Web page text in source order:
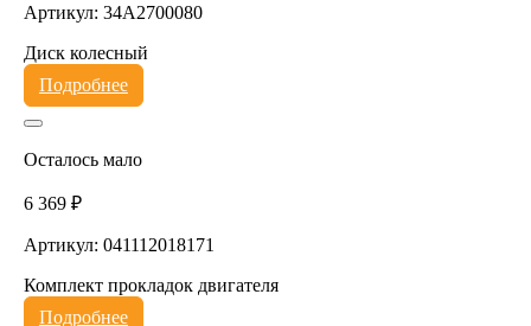
Артикул: 34A2700080
Диск колесный
Подробнее
Осталось мало
6 369 ₽
Артикул: 041112018171
Комплект прокладок двигателя
Подробнее